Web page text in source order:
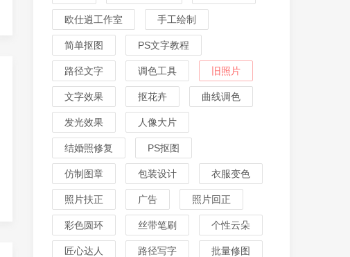
欧仕逍工作室 手工绘制
简单抠图 PS文字教程
路径文字 调色工具 旧照片
文字效果 抠花卉 曲线调色
发光效果 人像大片
结婚照修复 PS抠图
仿制图章 包装设计 衣服变色
照片扶正 广告 照片回正
彩色圆环 丝带笔刷 个性云朵
匠心达人 路径写字 批量修图